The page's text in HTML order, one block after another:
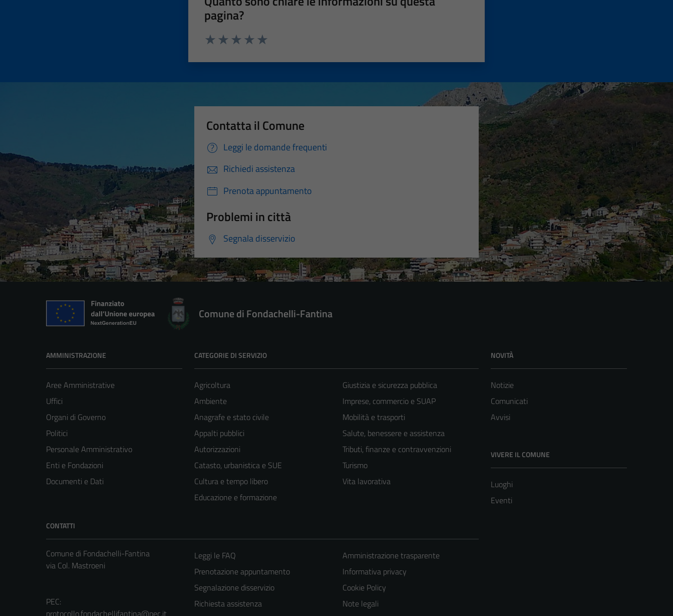
pagina?
Contatta il Comune
Leggi le domande frequenti
Richiedi assistenza
Prenota appuntamento
Problemi in città
Segnala disservizio
Comune di Fondachelli-Fantina
AMMINISTRAZIONE
Aree Amministrative
Uffici
Organi di Governo
Politici
Personale Amministrativo
Enti e Fondazioni
Documenti e Dati
CATEGORIE DI SERVIZIO
Agricoltura
Ambiente
Anagrafe e stato civile
Appalti pubblici
Autorizzazioni
Catasto, urbanistica e SUE
Cultura e tempo libero
Educazione e formazione
Giustizia e sicurezza pubblica
Imprese, commercio e SUAP
Mobilità e trasporti
Salute, benessere e assistenza
Tributi, finanze e contravvenzioni
Turismo
Vita lavorativa
NOVITÀ
Notizie
Comunicati
Avvisi
VIVERE IL COMUNE
Luoghi
Eventi
CONTATTI
Comune di Fondachelli-Fantina
via Col. Mastroeni
PEC:
Leggi le FAQ
Prenotazione appuntamento
Segnalazione disservizio
Richiesta assistenza
Amministrazione trasparente
Informativa privacy
Cookie Policy
Note legali